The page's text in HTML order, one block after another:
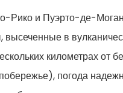
и Пуэрто-де-
в
километрах от
погода